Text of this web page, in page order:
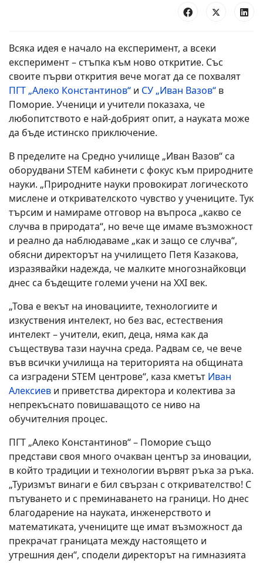
Всяка идея е начало на експеримент, а всеки
експеримент – стъпка към ново откритие. Със
своите първи открития вече могат да се похвалят
ПГТ „Алеко Константинов“ и СУ „Иван Вазов“ в
Поморие. Ученици и учители показаха, че
любопитството е най-добрият опит, а науката може
да бъде истинско приключение.
В пределите на Средно училище „Иван Вазов“ са
оборудвани STEM кабинети с фокус към природните
науки. „Природните науки провокират логическото
мислене и откривателското чувство у учениците. Тук
търсим и намираме отговор на въпроса „какво се
случва в природата“, но вече ще имаме възможност
и реално да наблюдаваме „как и защо се случва“,
обясни директорът на училището Петя Казакова,
изразявайки надежда, че малките многознайковци
днес са бъдещите големи учени на XXI век.
„Това е векът на иновациите, технологиите и
изкуствения интелект, но без вас, естествения
интелект – учители, екип, деца, няма как да
съществува тази научна среда. Радвам се, че вече
във всички училища на територията на общината
са изградени STEM центрове“, каза кметът Иван
Алексиев и приветства директора и колектива за
непрекъснато повишаващото се ниво на
обучителния процес.
ПГТ „Алеко Константинов“ – Поморие също
представи своя много очакван център за иновации,
в който традиции и технологии вървят ръка за ръка.
„Туризмът винаги е бил свързан с откривателство! С
пътуването и с преминаването на граници. Но днес
благодарение на науката, инженерството и
математиката, учениците ще имат възможност да
прекрачат границата между настоящето и
утрешния ден“, сподели директорът на гимназията